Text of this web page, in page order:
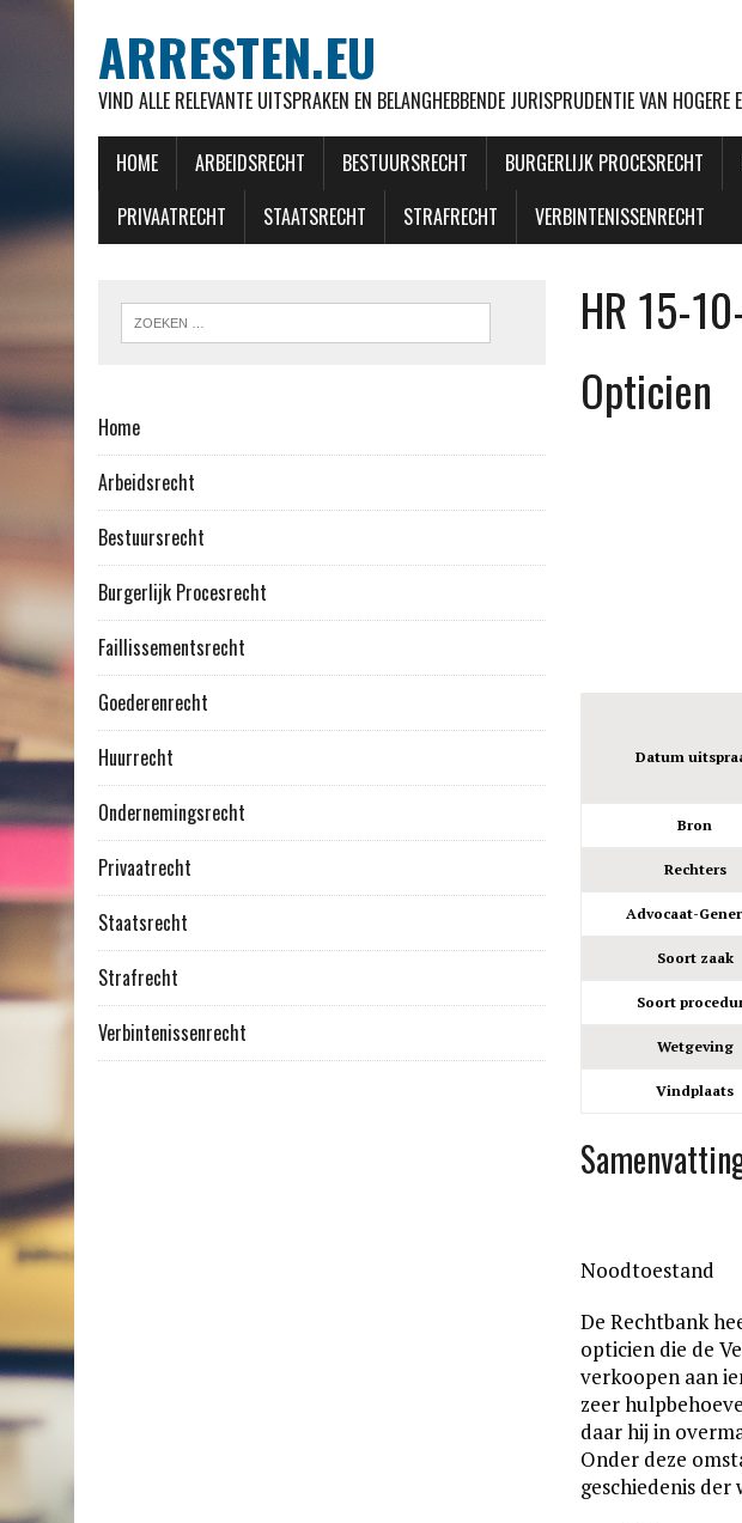
ARRESTEN.EU
VIND ALLE RELEVANTE UITSPRAKEN EN BELANGHEBBENDE JURISPRUDENTIE VAN
HOME ARBEIDSRECHT BESTUURSRECHT BURGERLIJK PROCESRECHT
PRIVAATRECHT
STAATSRECHT STRAFRECHT VERBINTENISSENRECHT
HR 15-
Opticien
Datum
Bron
Rechters
Advocaat-
Soort zaak
Soort
Wetgeving
Vindplaats
Noodtoestand
De Rechtbank
opticien die de
verkoopen aan
zeer
daar hij in
Onder deze
geschiedenis
Home
Arbeidsrecht
Bestuursrecht
Burgerlijk Procesrecht
Faillissementsrecht
Goederenrecht
Huurrecht
Ondernemingsrecht
Privaatrecht
Staatsrecht
Strafrecht
Verbintenissenrecht